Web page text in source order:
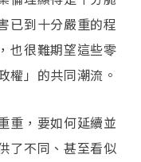
已到十分嚴重的程
也很難期望這些零
權」的共同潮流。
重，要如何延續並
了不同、甚至看似